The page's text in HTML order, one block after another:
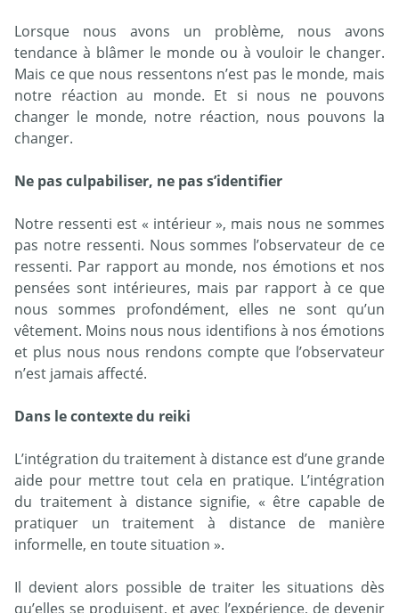
Lorsque nous avons un problème, nous avons
tendance à blâmer le monde ou à vouloir le changer.
Mais ce que nous ressentons n’est pas le monde, mais
notre réaction au monde. Et si nous ne pouvons
changer le monde, notre réaction, nous pouvons la
changer.
Ne pas culpabiliser, ne pas s’identifier
Notre ressenti est « intérieur », mais nous ne sommes
pas notre ressenti. Nous sommes l’observateur de ce
ressenti. Par rapport au monde, nos émotions et nos
pensées sont intérieures, mais par rapport à ce que
nous sommes profondément, elles ne sont qu’un
vêtement. Moins nous nous identifions à nos émotions
et plus nous nous rendons compte que l’observateur
n’est jamais affecté.
Dans le contexte du reiki
L’intégration du traitement à distance est d’une grande
aide pour mettre tout cela en pratique. L’intégration
du traitement à distance signifie, « être capable de
pratiquer un traitement à distance de manière
informelle, en toute situation ».
Il devient alors possible de traiter les situations dès
qu’elles se produisent, et avec l’expérience, de devenir